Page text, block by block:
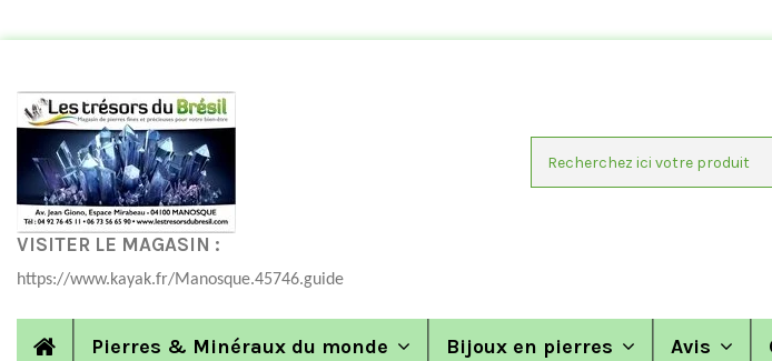
VISITER LE MAGASIN :
https://www.kayak.fr/Manosque.45746.guide
Pierres & Minéraux du monde Bijoux en pierres Avis